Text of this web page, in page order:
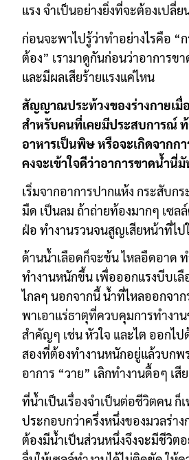
แรง จำเป็นอย่างยิ่งที่จะต้องเปลี่ย
ก่อนจะพาไปรู้ว่าทำอย่างไรคือ “
ต้อง” เรามาดูกันก่อนว่าอาการขา
และมีผลเสียร้ายแรงแค่ไหน
สัญญาณประท้วงของร่างกายเมื่
สำหรับคนที่เคยมีประสบการณ์ ท้
อาหารเป็นพิษ หรือจะเกิดจากก
คงจะเข้าใจดีว่าอาการขาดน้ำนี่
เริ่มจากอาการปากแห้ง กระสับก
มืด เป็นลมถ้าถ่ายท้องมากๆ เซล
ฝ่อ ทำงานรวนจนสูญเสียหน้าที่ไป
ด้านน้ำเลือดก็จะข้น ไหลอืดอาด ท
ทำงานหนักขึ้น เพื่อออกแรงบีบเลื
ไกลๆนอกจากนี้ น้ำที่ไหลออกจาก
พาเอาแร่ธาตุที่ควบคุมการทำงา
สำคัญๆ เช่น หัวใจ และไต ออกไ
สองที่ต้องทำงานหนักอยู่แล้วบกพ
อาการ “วาย” เลิกทำงานดื้อๆ เสี
ที่น้ำเป็นเรื่องจำเป็นต่อชีวิตคน ก็
ประกอบกว่าครึ่งหนึ่งของมวลร่าง
ต้องมีน้ำเป็นส่วนหนึ่งจึงจะมีชีวิต